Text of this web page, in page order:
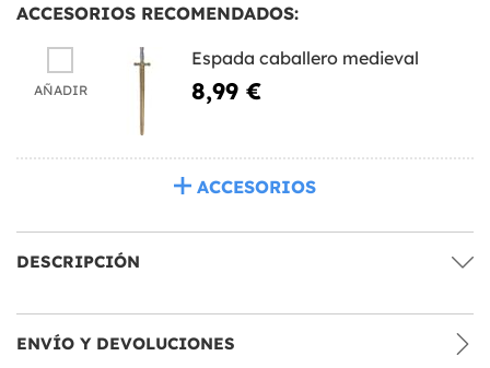
ACCESORIOS RECOMENDADOS:
AÑADIR
Espada caballero medieval
8,99 €
ACCESORIOS
DESCRIPCIÓN
ENVÍO Y DEVOLUCIONES